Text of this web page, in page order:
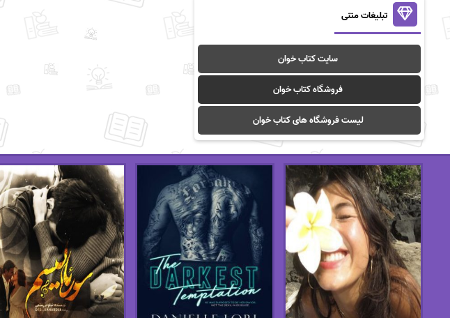
تبلیغات متنی
سایت کتاب خوان
فروشگاه کتاب خوان
لیست فروشگاه های کتاب خوان